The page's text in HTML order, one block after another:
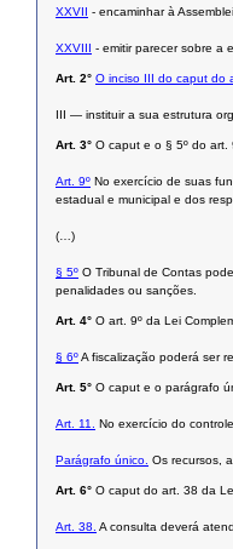
XXVII - encaminhar à
XXVIII - emitir parecer sobre a
Art. 2° O inciso III do caput do
III — instituir a sua estrutura
Art. 3° O caput e o § 5º do art.
Art. 9º No exercício de suas
estadual e municipal e dos
(…)
§ 5º O Tribunal de Contas
penalidades ou sanções.
Art. 4° O art. 9º da Lei
§ 6ºA fiscalização poderá ser
Art. 5° O caput e o parágrafo
Art. 11. No exercício do
Parágrafo único. Os recursos,
Art. 6° O caput do art. 38 da
Art. 38. A consulta deverá